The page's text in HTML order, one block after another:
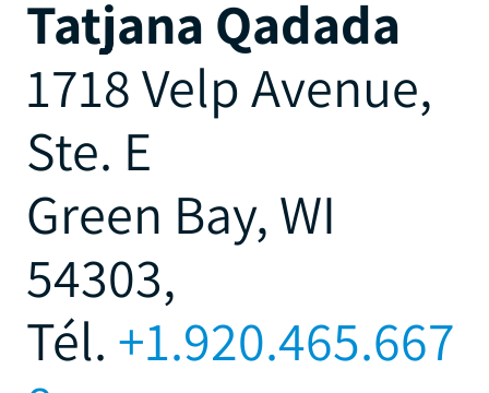
Tatjana Qadada
1718 Velp Avenue,
Ste. E
Green Bay, WI
54303,
Tél. +1.920.465.667